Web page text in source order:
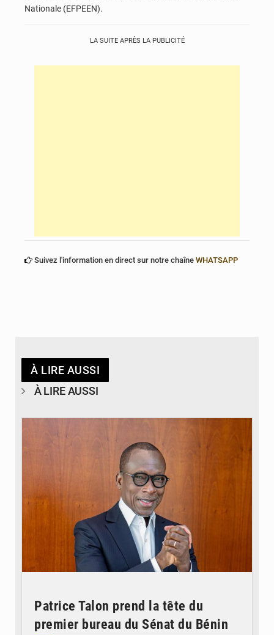
Nationale (EFPEEN).
LA SUITE APRÈS LA PUBLICITÉ
Suivez l'information en direct sur notre chaîne WHATSAPP
À LIRE AUSSI
À LIRE AUSSI
Patrice Talon prend la tête du
premier bureau du Sénat du Bénin